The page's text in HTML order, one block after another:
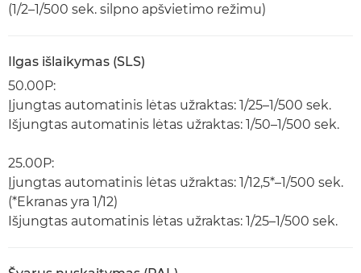
(1/2–1/500 sek. silpno apšvietimo režimu)
Ilgas išlaikymas (SLS)
50.00P:
Įjungtas automatinis lėtas užraktas: 1/25–1/500 sek.
Išjungtas automatinis lėtas užraktas: 1/50–1/500 sek.
25.00P:
Įjungtas automatinis lėtas užraktas: 1/12,5*–1/500 sek.
(*Ekranas yra 1/12)
Išjungtas automatinis lėtas užraktas: 1/25–1/500 sek.